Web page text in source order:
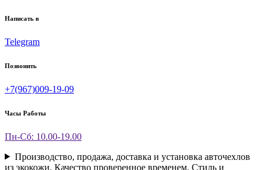
Написать в
Telegram
Позвонить
+7(967)009-19-09
Часы Работы
Пн-Сб: 10.00-19.00
Производство, продажа, доставка и установка авточехлов
из экокожи. Качество проверенное временем. Стиль и